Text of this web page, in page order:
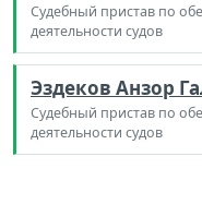
Судебный пристав по
деятельности судов
Эздеков Анзор
Судебный пристав по
деятельности судов